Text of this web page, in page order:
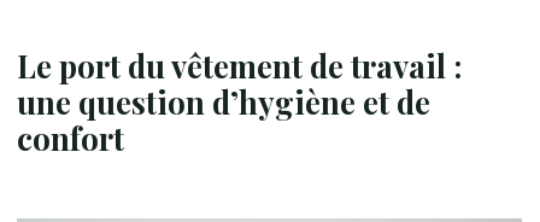
Le port du vêtement de travail :
une question d’hygiène et de
confort